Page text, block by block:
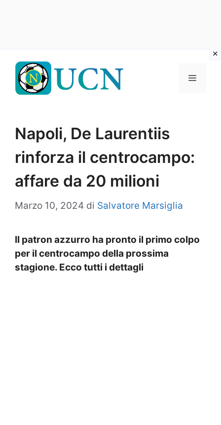
contenuto
Menu
Napoli, De Laurentiis
rinforza il centrocampo:
affare da 20 milioni
Marzo 10, 2024 di Salvatore Marsiglia
Il patron azzurro ha pronto il primo colpo
per il centrocampo della prossima
stagione. Ecco tutti i dettagli